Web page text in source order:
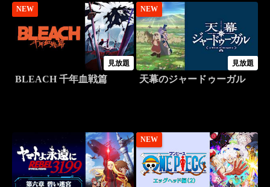
NEW
見放題
BLEACH 千年血戦篇
NEW
見放題
天幕のジャードゥーガル
NEW